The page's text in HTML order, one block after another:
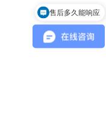
售后多久能响应